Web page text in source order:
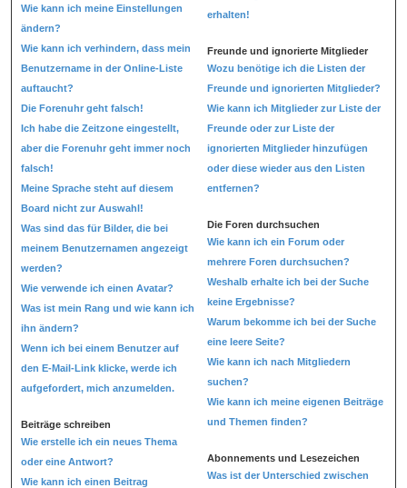
Wie kann ich meine Einstellungen
ändern?
Wie kann ich verhindern, dass mein
Benutzername in der Online-Liste
auftaucht?
Die Forenuhr geht falsch!
Ich habe die Zeitzone eingestellt,
aber die Forenuhr geht immer noch
falsch!
Meine Sprache steht auf diesem
Board nicht zur Auswahl!
Was sind das für Bilder, die bei
meinem Benutzernamen angezeigt
werden?
Wie verwende ich einen Avatar?
Was ist mein Rang und wie kann ich
ihn ändern?
Wenn ich bei einem Benutzer auf
den E-Mail-Link klicke, werde ich
aufgefordert, mich anzumelden.
Beiträge schreiben
Wie erstelle ich ein neues Thema
oder eine Antwort?
Wie kann ich einen Beitrag
erhalten!
Freunde und ignorierte Mitglieder
Wozu benötige ich die Listen der
Freunde und ignorierten Mitglieder?
Wie kann ich Mitglieder zur Liste der
Freunde oder zur Liste der
ignorierten Mitglieder hinzufügen
oder diese wieder aus den Listen
entfernen?
Die Foren durchsuchen
Wie kann ich ein Forum oder
mehrere Foren durchsuchen?
Weshalb erhalte ich bei der Suche
keine Ergebnisse?
Warum bekomme ich bei der Suche
eine leere Seite?
Wie kann ich nach Mitgliedern
suchen?
Wie kann ich meine eigenen Beiträge
und Themen finden?
Abonnements und Lesezeichen
Was ist der Unterschied zwischen